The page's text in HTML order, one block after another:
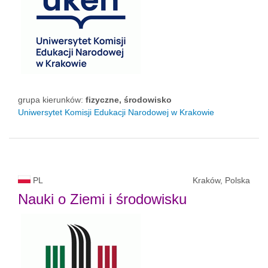
grupa kierunków: fizyczne, środowisko
Uniwersytet Komisji Edukacji Narodowej w Krakowie
PL Kraków, Polska
Nauki o Ziemi i środowisku